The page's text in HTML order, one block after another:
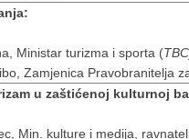
Ministar turizma i sporta (
Zamjenica Pravobranitelja
u zaštićenoj kulturnoj
Min. kulture i medija,